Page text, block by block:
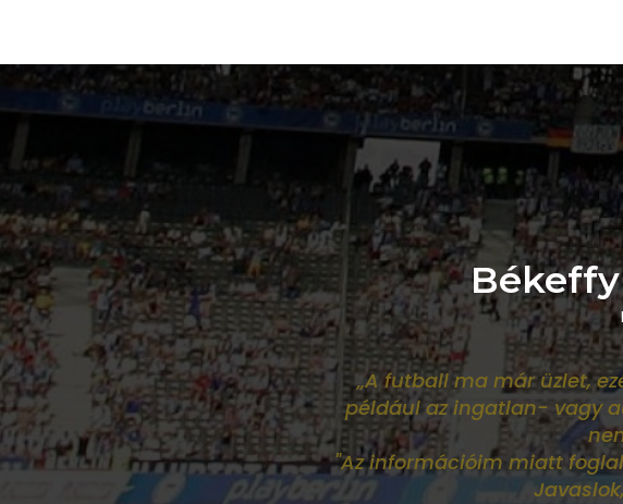
„A futball ma már üzlet,
például az ingatlan- vagy
"Az információim miatt